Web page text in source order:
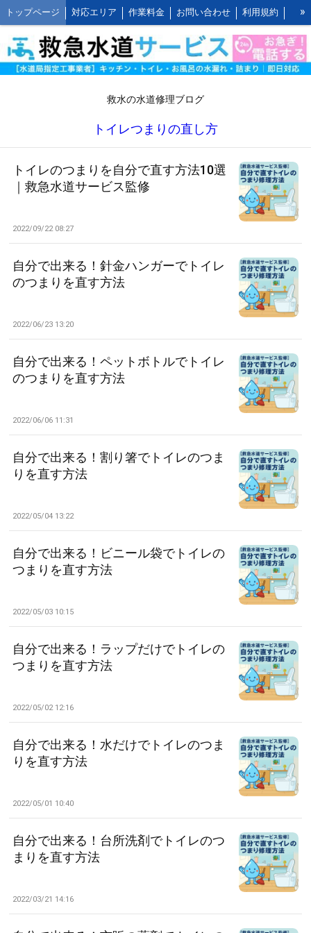
トップページ 対応エリア 作業料金 お問い合わせ 利用規約
水道修理の作業報告 水道修理の施工事例 よくあるご質問 FAQ
救水の水道修理ブログ お客様の声とご感想 WEB割引ご利用方法
»
救水の水道修理ブログ
トイレつまりの直し方
トイレのつまりを自分で直す方法10選
｜救急水道サービス監修
2022/09/22 08:27
自分で出来る！針金ハンガーでトイレ
のつまりを直す方法
2022/06/23 13:20
自分で出来る！ペットボトルでトイレ
のつまりを直す方法
2022/06/06 11:31
自分で出来る！割り箸でトイレのつま
りを直す方法
2022/05/04 13:22
自分で出来る！ビニール袋でトイレの
つまりを直す方法
2022/05/03 10:15
自分で出来る！ラップだけでトイレの
つまりを直す方法
2022/05/02 12:16
自分で出来る！水だけでトイレのつま
りを直す方法
2022/05/01 10:40
自分で出来る！台所洗剤でトイレのつ
まりを直す方法
2022/03/21 14:16